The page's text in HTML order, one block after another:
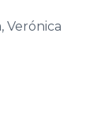
Verónica